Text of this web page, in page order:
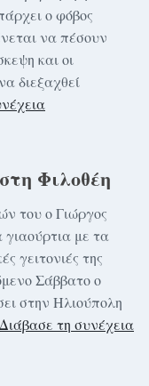
ο φόβος
να πέσουν
και οι
διεξαχθεί
Φιλοθέη
του ο Γιώργος
με τα
γειτονιές της
Σάββατο ο
στην Ηλιούπολη
Διάβασε τη συνέχεια